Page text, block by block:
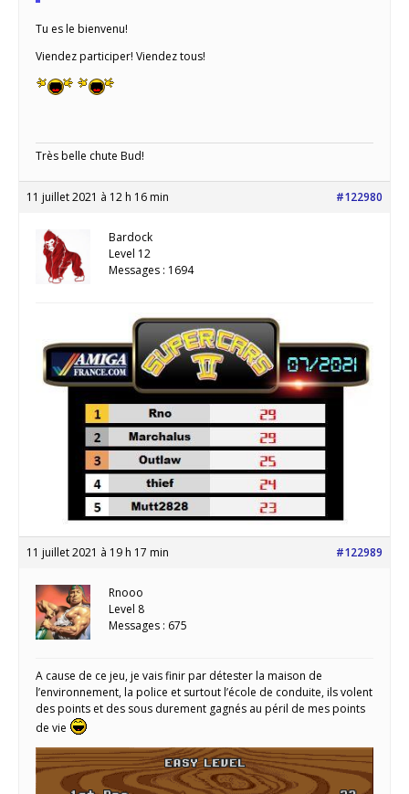
Tu es le bienvenu!
Viendez participer! Viendez tous!
Très belle chute Bud!
11 juillet 2021 à 12 h 16 min #122980
Bardock
Level 12
Messages : 1694
11 juillet 2021 à 19 h 17 min #122989
Rnooo
Level 8
Messages : 675
A cause de ce jeu, je vais finir par détester la maison de
l’environnement, la police et surtout l’école de conduite, ils volent
des points et des sous durement gagnés au péril de mes points
de vie